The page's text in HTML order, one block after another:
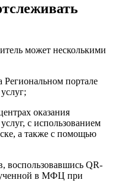
может несколькими
Региональном портале
оказания
с использованием
а также с помощью
воспользовавшись QR-
в МФЦ при